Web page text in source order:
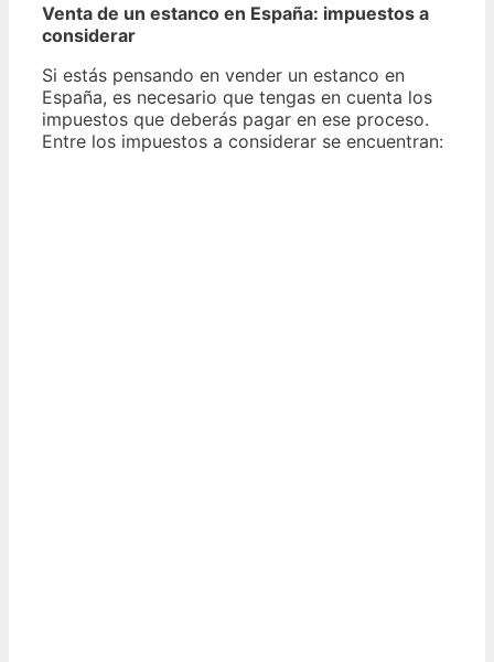
Venta de un estanco en España: impuestos a
considerar
Si estás pensando en vender un estanco en
España, es necesario que tengas en cuenta los
impuestos que deberás pagar en ese proceso.
Entre los impuestos a considerar se encuentran: